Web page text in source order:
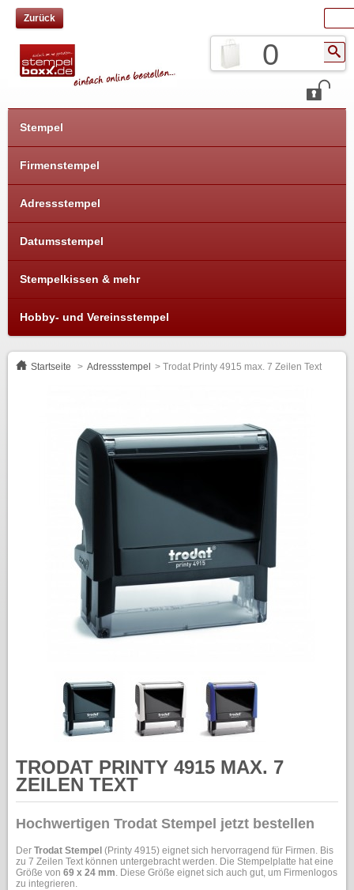
Zurück
0
Stempel
Firmenstempel
Adressstempel
Datumsstempel
Stempelkissen & mehr
Hobby- und Vereinsstempel
Startseite > Adressstempel > Trodat Printy 4915 max. 7 Zeilen Text
TRODAT PRINTY 4915 MAX. 7
ZEILEN TEXT
Hochwertigen Trodat Stempel jetzt bestellen
Der Trodat Stempel (Printy 4915) eignet sich hervorragend für Firmen. Bis
zu 7 Zeilen Text können untergebracht werden. Die Stempelplatte hat eine
Größe von 69 x 24 mm. Diese Größe eignet sich auch gut, um Firmenlogos
zu integrieren.